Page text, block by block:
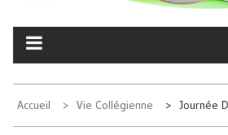
Accueil Vie Collégienne Journée